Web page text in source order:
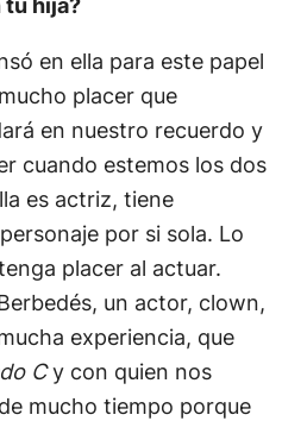
en ella para este papel
placer que
en nuestro recuerdo y
cuando estemos los dos
es actriz, tiene
por si sola. Lo
placer al actuar.
un actor, clown,
experiencia, que
Cy con quien nos
mucho tiempo porque